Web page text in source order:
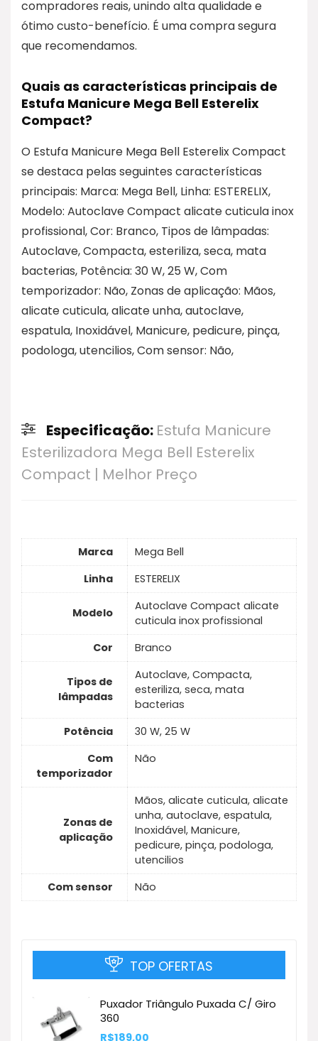
compradores reais, unindo alta qualidade e
ótimo custo-benefício. É uma compra segura
que recomendamos.
Quais as características principais de
Estufa Manicure Mega Bell Esterelix
Compact?
O Estufa Manicure Mega Bell Esterelix Compact
se destaca pelas seguintes características
principais: Marca: Mega Bell, Linha: ESTERELIX,
Modelo: Autoclave Compact alicate cuticula inox
profissional, Cor: Branco, Tipos de lâmpadas:
Autoclave, Compacta, esteriliza, seca, mata
bacterias, Potência: 30 W, 25 W, Com
temporizador: Não, Zonas de aplicação: Mãos,
alicate cuticula, alicate unha, autoclave,
espatula, Inoxidável, Manicure, pedicure, pinça,
podologa, utencilios, Com sensor: Não,
Especificação: Estufa Manicure
Esterilizadora Mega Bell Esterelix
Compact | Melhor Preço
Marca
Mega Bell
Linha
ESTERELIX
Modelo
Autoclave Compact alicate
cuticula inox profissional
Cor
Branco
Tipos de
lâmpadas
Autoclave, Compacta,
esteriliza, seca, mata
bacterias
Potência
30 W, 25 W
Com
temporizador
Não
Zonas de
aplicação
Mãos, alicate cuticula, alicate
unha, autoclave, espatula,
Inoxidável, Manicure,
pedicure, pinça, podologa,
utencilios
Com sensor
Não
TOP OFERTAS
Puxador Triângulo Puxada C/ Giro
360
R$189,00